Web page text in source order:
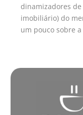
dinamizadores
imobiliário) do
um pouco sobre a